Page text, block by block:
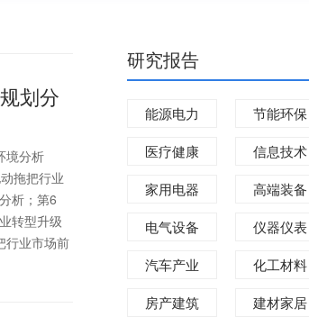
划分
境分析
拖把行业
析；第6
转型升级
行业市场前
研究报告
能源电力 节能环保
医疗健康
信息技术
家用电器
高端装备
电气设备
仪器仪表
汽车产业
化工材料
房产建筑
建材家居